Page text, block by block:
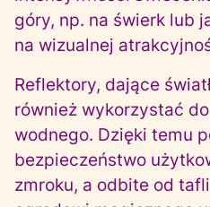
góry, np. na świerk lub
na wizualnej
Reflektory, dające
również wykorzystać
wodnego. Dzięki temu
bezpieczeństwo
zmroku, a odbite od